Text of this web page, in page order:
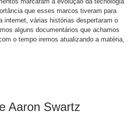
que esses marcos tiveram para
internet, várias histórias despertaram o
alguns documentários que achamos
o tempo iremos atualizando a matéria,
Aaron Swartz